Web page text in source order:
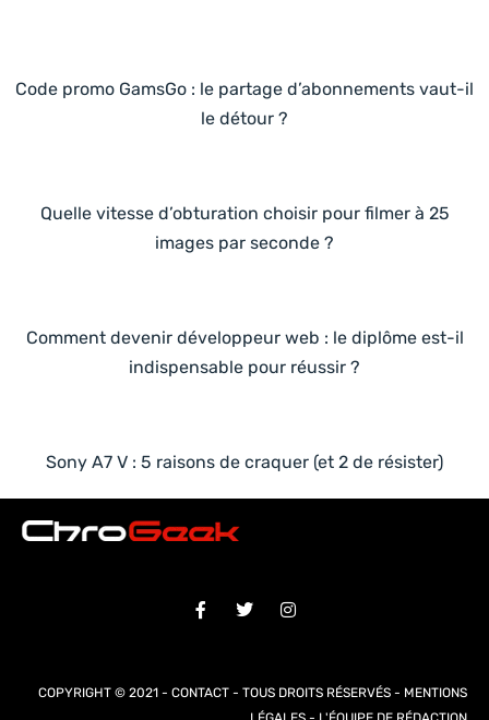
Code promo GamsGo : le partage d’abonnements vaut-il
le détour ?
Quelle vitesse d’obturation choisir pour filmer à 25
images par seconde ?
Comment devenir développeur web : le diplôme est-il
indispensable pour réussir ?
Sony A7 V : 5 raisons de craquer (et 2 de résister)
COPYRIGHT © 2021 - CONTACT - TOUS DROITS RÉSERVÉS - MENTIONS